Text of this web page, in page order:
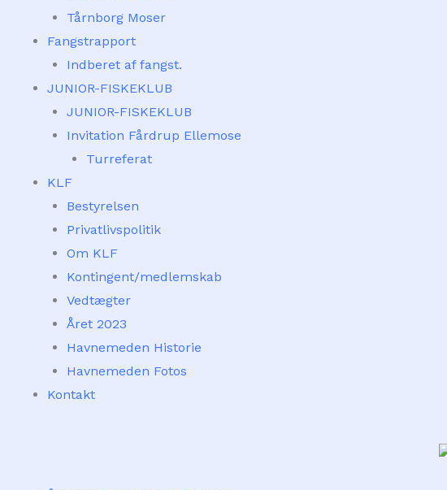
Tårnborg Moser
Fangstrapport
Indberet af fangst.
JUNIOR-FISKEKLUB
JUNIOR-FISKEKLUB
Invitation Fårdrup Ellemose
Turreferat
KLF
Bestyrelsen
Privatlivspolitik
Om KLF
Kontingent/medlemskab
Vedtægter
Året 2023
Havnemeden Historie
Havnemeden Fotos
Kontakt